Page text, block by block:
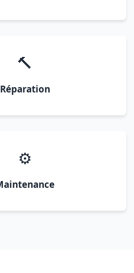
🔨
Réparation
⚙️